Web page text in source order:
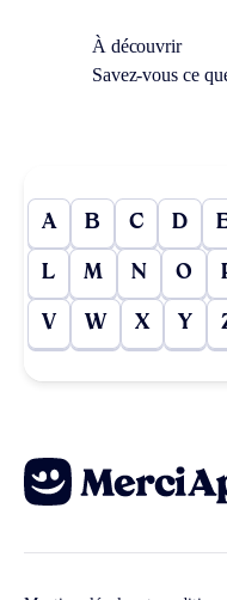
À découvrir
Savez-vous ce
A B C D
L M N O
V W X Y